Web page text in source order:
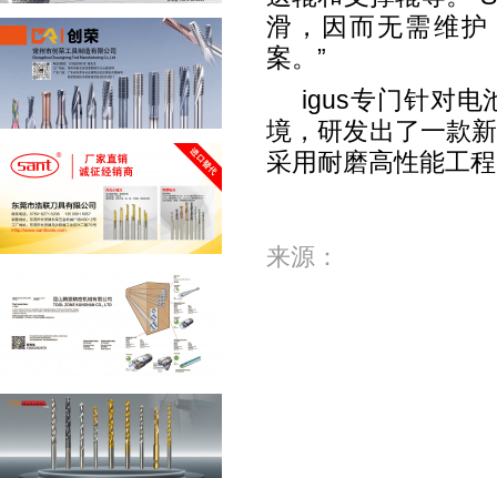
滑，因而无需维
案。 ”
igus专门针对电
境，研发出了一款
采用耐磨高性能工
来源：